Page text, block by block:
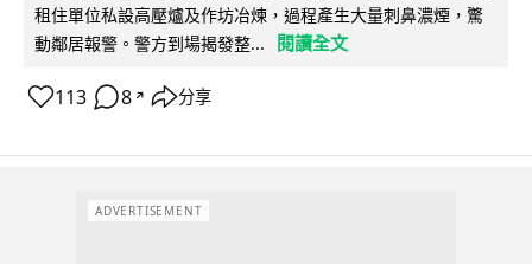
租住單位私設高壓爐及作坊冶煉，過程產生大量刺鼻濃煙，驚
動鄰居報警。警方到場揭發整...
閱讀全文
113 8 ↗ 分享
ADVERTISEMENT